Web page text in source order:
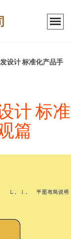
设计 标准化产品手
计 标准
篇